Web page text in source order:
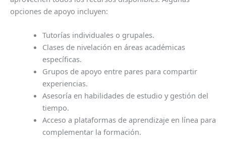
opciones de apoyo incluyen:
Tutorías individuales o grupales.
Clases de nivelación en áreas académicas
específicas.
Grupos de apoyo entre pares para compartir
experiencias.
Asesoría en habilidades de estudio y gestión del
tiempo.
Acceso a plataformas de aprendizaje en línea para
complementar la formación.